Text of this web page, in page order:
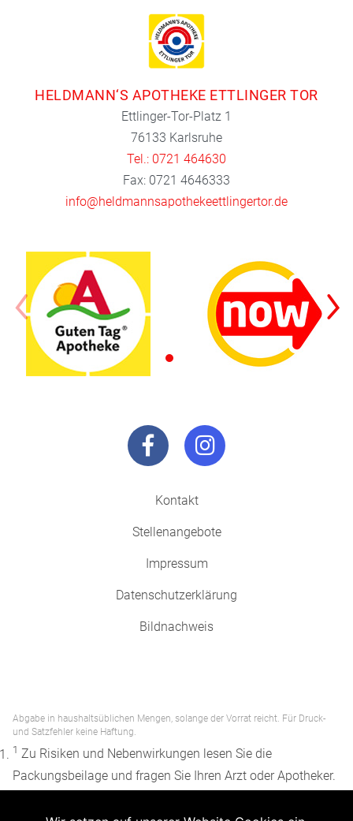
HELDMANN‘S APOTHEKE ETTLINGER TOR
Ettlinger-Tor-Platz 1
76133 Karlsruhe
Tel.: 0721 464630
Fax: 0721 4646333
info@heldmannsapothekeettlingertor.de
Kontakt
Stellenangebote
Impressum
Datenschutzerklärung
Bildnachweis
Abgabe in haushaltsüblichen Mengen, solange der Vorrat reicht. Für Druck-
und Satzfehler keine Haftung.
1 Zu Risiken und Nebenwirkungen lesen Sie die
Packungsbeilage und fragen Sie Ihren Arzt oder Apotheker.